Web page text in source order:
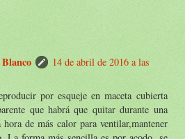
14 de abril de 2016 a las
por esqueje en maceta cubierta
que habrá que quitar durante una
de más calor para ventilar,mantener